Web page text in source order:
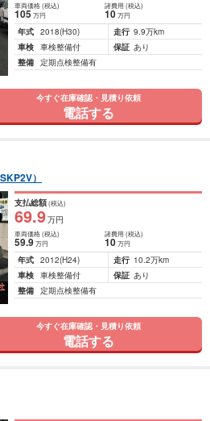
車両価格(税込)
105万円
諸費用 (税込)
10 万円
年式 2018(H30) 走行 9.9万km
車検 車検整備付 保証 あり
整備 定期点検整備有
今すぐ在庫確認・見積り依頼
電話する
）
支払総額(税込)
69.9万円
車両価格(税込)
59.9万円
諸費用 (税込)
10 万円
年式 2012(H24) 走行 10.2万km
車検 車検整備付 保証 あり
整備 定期点検整備有
今すぐ在庫確認・見積り依頼
電話する